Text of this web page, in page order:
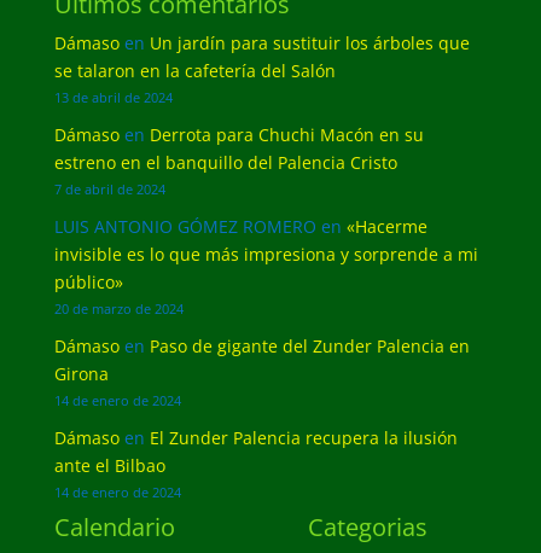
Dámasoen Un jardín para sustituir los árboles que
se talaron en la cafetería del Salón
13 de abril de 2024
Dámasoen Derrota para Chuchi Macón en su
estreno en el banquillo del Palencia Cristo
7 de abril de 2024
LUIS ANTONIO GÓMEZ ROMERO en «Hacerme
invisible es lo que más impresiona y sorprende a mi
público»
20 de marzo de 2024
Dámasoen Paso de gigante del Zunder Palencia en
Girona
14 de enero de 2024
Dámasoen El Zunder Palencia recupera la ilusión
ante el Bilbao
14 de enero de 2024
Calendario Categorias